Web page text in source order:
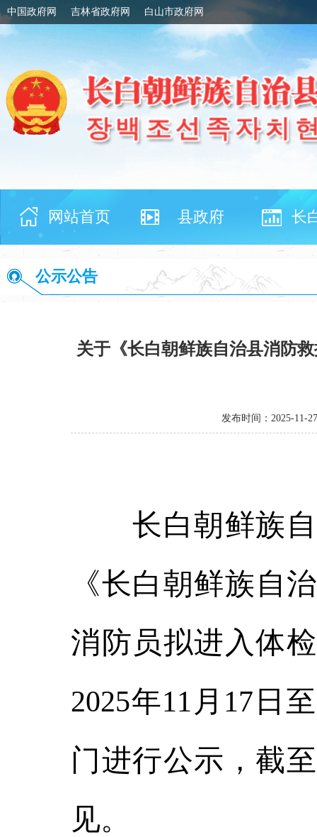
中国政府网 吉林省政府网 白山市政府网
网站首页 县政府 长
公示公告
关于《长白朝鲜族自治县消防
发布时间：2025-11-27
长白朝鲜族自
《长白朝鲜族自
消防员拟进入体
2025年11月17日
门进行公示，截
见。